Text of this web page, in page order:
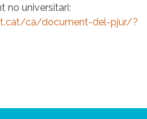
no universitari:
ca/document-del-pjur/?